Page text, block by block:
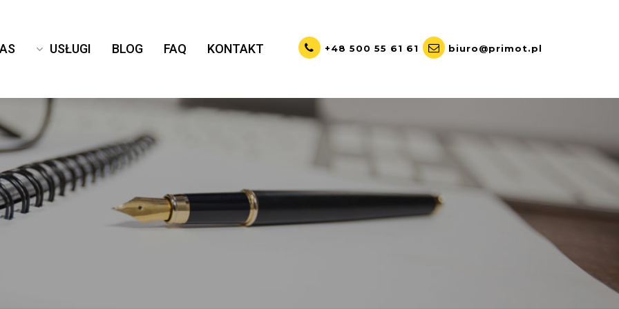
USŁUGI BLOG FAQ KONTAKT +48 500 55 61 61 biuro@primot.pl